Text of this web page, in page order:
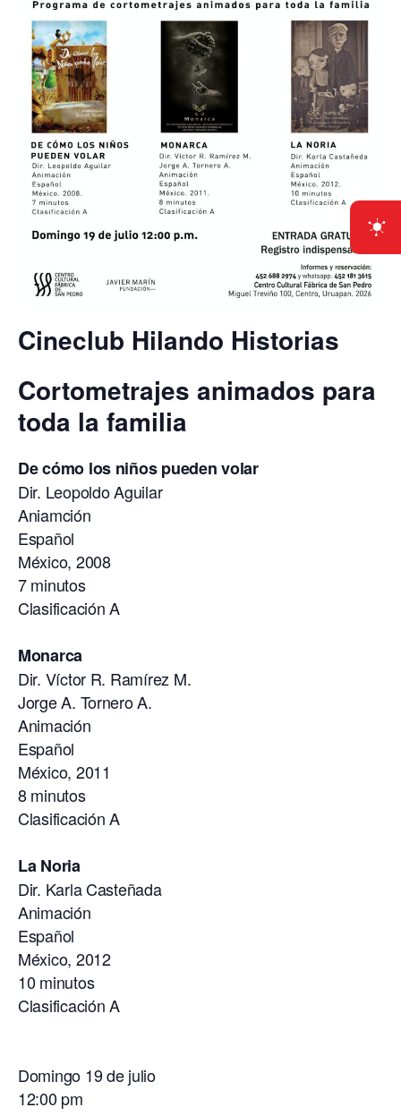
Cineclub Hilando Historias
Cortometrajes animados para
toda la familia
De cómo los niños pueden volar
Dir. Leopoldo Aguilar
Aniamción
Español
México, 2008
7 minutos
Clasificación A
Monarca
Dir. Víctor R. Ramírez M.
Jorge A. Tornero A.
Animación
Español
México, 2011
8 minutos
Clasificación A
La Noria
Dir. Karla Casteñada
Animación
Español
México, 2012
10 minutos
Clasificación A
Domingo 19 de julio
12:00 pm